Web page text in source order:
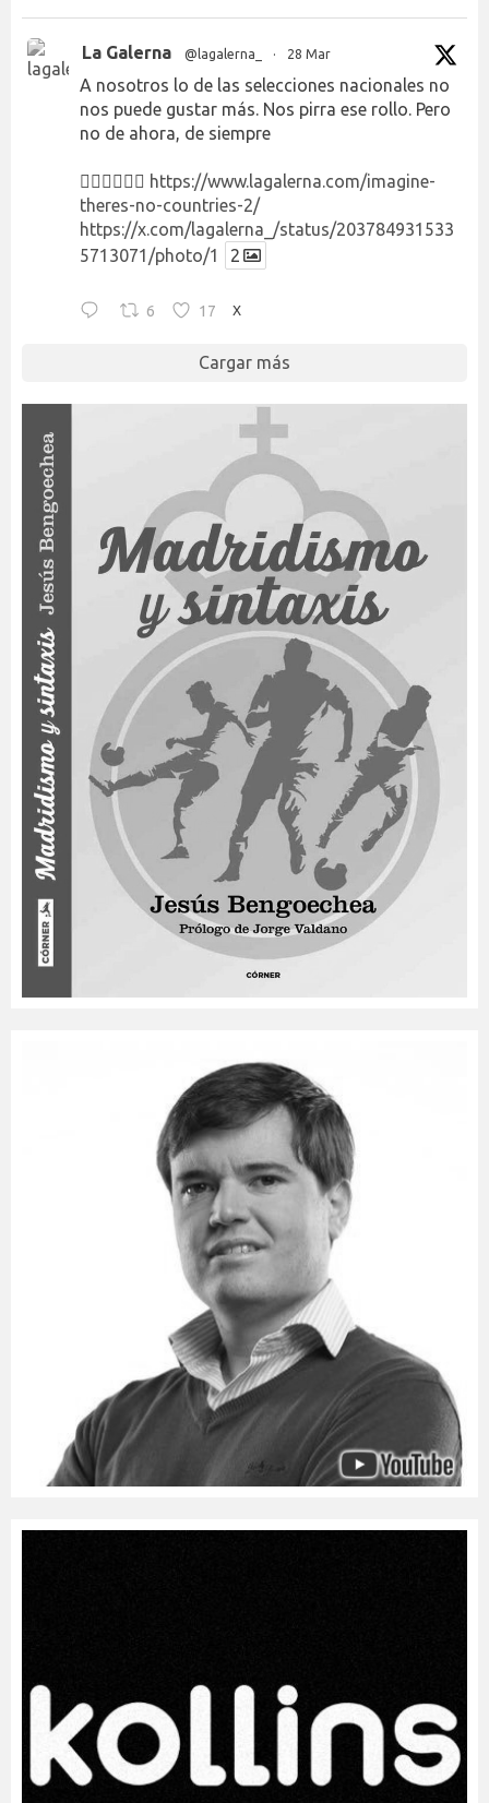
La Galerna @lagalerna_ · 28 Mar
A nosotros lo de las selecciones nacionales no
nos puede gustar más. Nos pirra ese rollo. Pero
no de ahora, de siempre
👉🏻👉🏻👉🏻 https://www.lagalerna.com/imagine-
theres-no-countries-2/
https://x.com/lagalerna_/status/203784931533
5713071/photo/1
2
6 17 X
Cargar más